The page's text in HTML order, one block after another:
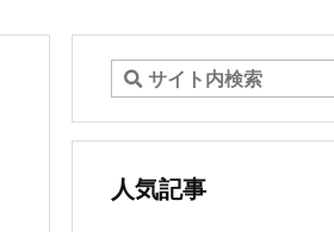
人気記事